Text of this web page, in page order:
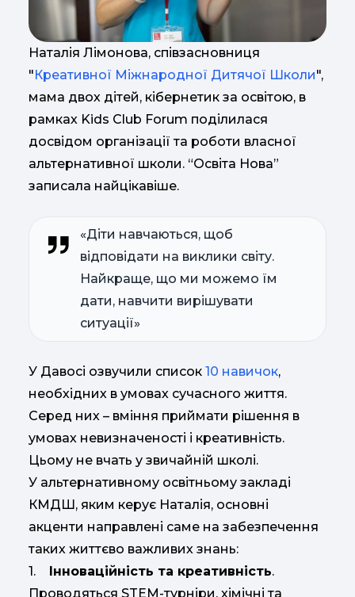
Наталія Лімонова, співзасновниця
"Креативної Міжнародної Дитячої Школи",
мама двох дітей, кібернетик за освітою, в
рамках Kids Club Forum поділилася
досвідом організації та роботи власної
альтернативної школи. “Освіта Нова”
записала найцікавіше.
«Діти навчаються, щоб
відповідати на виклики світу.
Найкраще, що ми можемо їм
дати, навчити вирішувати
ситуації»
У Давосі озвучили список 10 навичок,
необхідних в умовах сучасного життя.
Серед них – вміння приймати рішення в
умовах невизначеності і креативність.
Цьому не вчать у звичайній школі.
У альтернативному освітньому закладі
КМДШ, яким керує Наталія, основні
акценти направлені саме на забезпечення
таких життєво важливих знань:
1.
Інноваційність та креативність.
Проводяться STEM-турніри, хімічні та